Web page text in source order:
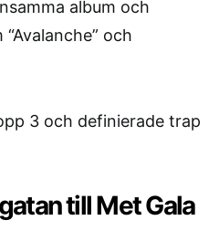
album och
och
3 och definierade trap
till Met Gala